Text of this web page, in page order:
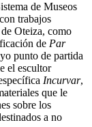
de Museos
trabajos
Oteiza, como
de Par
punto de partida
el escultor
Incurvar,
que le
sobre los
a no